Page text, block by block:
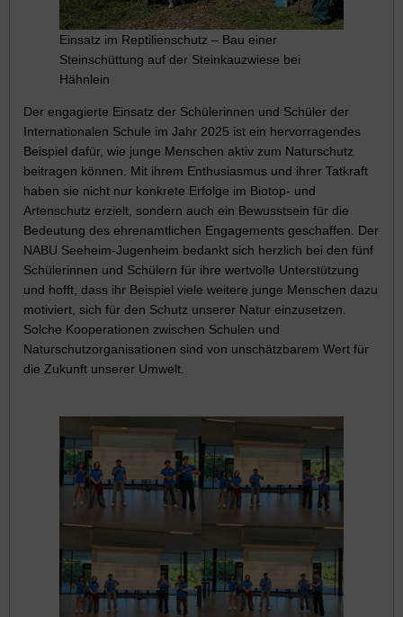
Einsatz im Reptilienschutz – Bau einer
Steinschüttung auf der Steinkauzwiese bei
Hähnlein
Der engagierte Einsatz der Schülerinnen und Schüler der
Internationalen Schule im Jahr 2025 ist ein hervorragendes
Beispiel dafür, wie junge Menschen aktiv zum Naturschutz
beitragen können. Mit ihrem Enthusiasmus und ihrer Tatkraft
haben sie nicht nur konkrete Erfolge im Biotop- und
Artenschutz erzielt, sondern auch ein Bewusstsein für die
Bedeutung des ehrenamtlichen Engagements geschaffen. Der
NABU Seeheim-Jugenheim bedankt sich herzlich bei den fünf
Schülerinnen und Schülern für ihre wertvolle Unterstützung
und hofft, dass ihr Beispiel viele weitere junge Menschen dazu
motiviert, sich für den Schutz unserer Natur einzusetzen.
Solche Kooperationen zwischen Schulen und
Naturschutzorganisationen sind von unschätzbarem Wert für
die Zukunft unserer Umwelt.